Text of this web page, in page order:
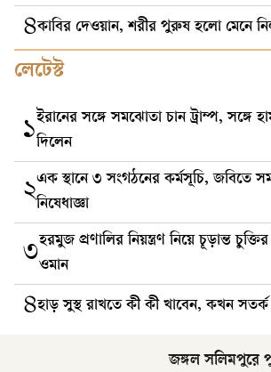
৪কাবির দেওয়ান, শরীর পুরুষ হলো মেনে
লেটেস্ট
১ইরানের সঙ্গে সমঝোতা চান ট্রাম্প, সঙ্গে
দিলেন
২এক স্থানে ৩ সংগঠনের কর্মসূচি, জবিতে
নিষেধাজ্ঞা
৩হরমুজ প্রণালির নিয়ন্ত্রণ নিয়ে চূড়ান্ত
ওমান
৪হাড় সুস্থ রাখতে কী কী খাবেন, কখন
জঙ্গল সলিমপুরে